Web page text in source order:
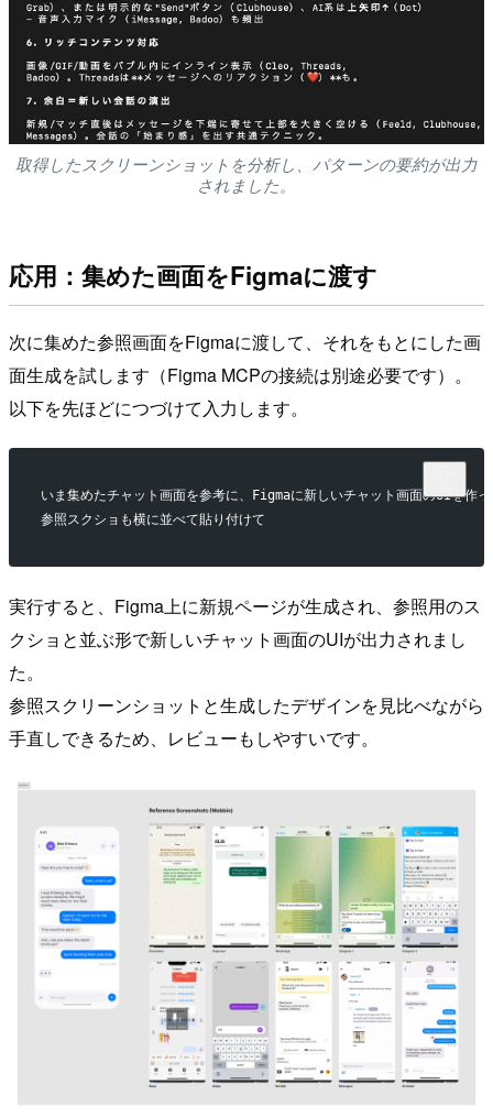
取得したスクリーンショットを分析し、パターンの要約が出力
されました。
応用：集めた画面をFigmaに渡す
次に集めた参照画面をFigmaに渡して、それをもとにした画
面生成を試します（Figma MCPの接続は別途必要です）。
以下を先ほどにつづけて入力します。
いま集めたチャット画面を参考に、Figmaに新しいチャット画面のUIを作
参照スクショも横に並べて貼り付けて
実行すると、Figma上に新規ページが生成され、参照用のス
クショと並ぶ形で新しいチャット画面のUIが出力されまし
た。
参照スクリーンショットと生成したデザインを見比べながら
手直しできるため、レビューもしやすいです。